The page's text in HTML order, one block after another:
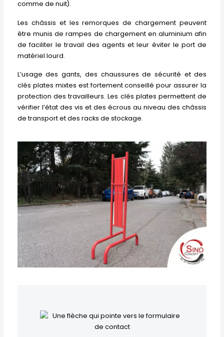
comme de nuit).
Les châssis et les remorques de chargement peuvent
être munis de rampes de chargement en aluminium afin
de faciliter le travail des agents et leur éviter le port de
matériel lourd.
L’usage des gants, des chaussures de sécurité et des
clés plates mixtes est fortement conseillé pour assurer la
protection des travailleurs. Les clés plates permettent de
vérifier l’état des vis et des écrous au niveau des châssis
de transport et des racks de stockage.